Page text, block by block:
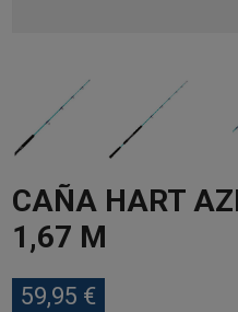
CAÑA HART
1,67 M
59,95 €